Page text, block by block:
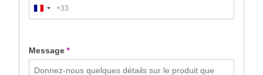
France
+33
+33
Message*